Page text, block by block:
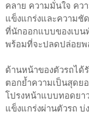
คลาย ความมั่นใจ คว
แข็งแกร่งและความชั
ที่นักออกแบบของเบน
พร้อมที่จะปลดปล่อยพ
ด้านหน้าของตัวรถได้
ตอกย้ำความเป็นสุดย
โปรงหน้าแบบทอดยา
แข็งแกร่งผ่านตัวรถ บ่